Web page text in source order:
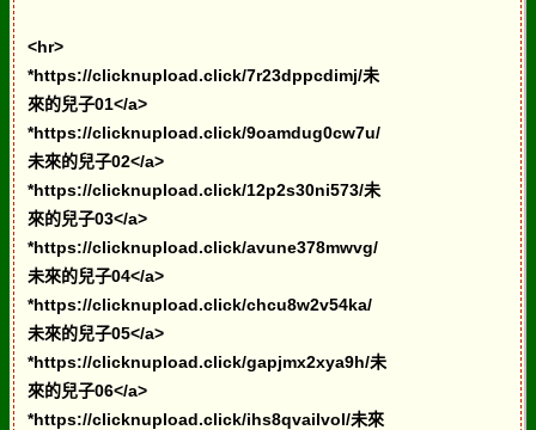
<hr>
*https://clicknupload.click/7r23dppcdimj/未
來的兒子01</a>
*https://clicknupload.click/9oamdug0cw7u/
未來的兒子02</a>
*https://clicknupload.click/12p2s30ni573/未
來的兒子03</a>
*https://clicknupload.click/avune378mwvg/
未來的兒子04</a>
*https://clicknupload.click/chcu8w2v54ka/
未來的兒子05</a>
*https://clicknupload.click/gapjmx2xya9h/未
來的兒子06</a>
*https://clicknupload.click/ihs8qvailvol/未來